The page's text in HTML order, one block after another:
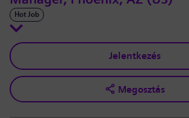
Hot Job
Jelentkezés
Megosztás